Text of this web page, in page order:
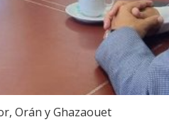
Orán y Ghazaouet